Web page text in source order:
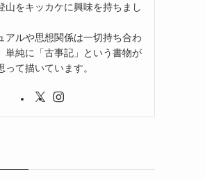
山をキッカケに興味を持ちまし
アルや思想関係は一切持ち合わ
単純に「古事記」という書物が
って描いています。